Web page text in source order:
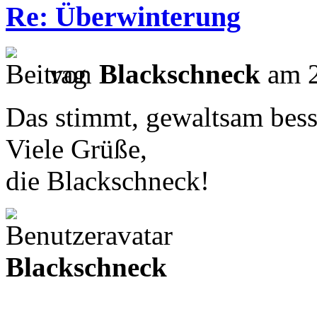
Re: Überwinterung
von Blackschneck am
Das stimmt, gewaltsam
Viele Grüße,
die Blackschneck!
Blackschneck